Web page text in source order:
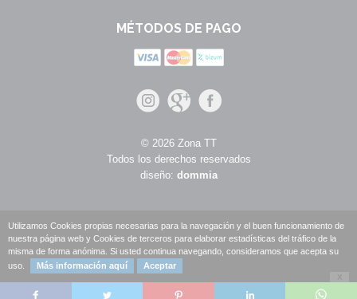
MÉTODOS DE PAGO
© 2026 Zona TT
Todos los derechos reservados
diseño: dommia
Utilizamos Cookies propias necesarias para la navegación y el buen funcionamiento de
nuestra página web y Cookies de terceros para elaborar estadísticas del tráfico de la
misma de forma anónima. Si usted continua navegando, consideramos que acepta su
uso.
Más información aquí Aceptar